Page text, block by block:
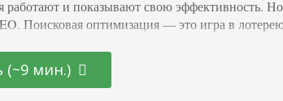
работают и показывают свою эффективность. Но
Поисковая оптимизация — это игра в
изменения в ранжировании сайта. Эти тактики —
И им тоже свойственно устаревать.
(~9 мин.)